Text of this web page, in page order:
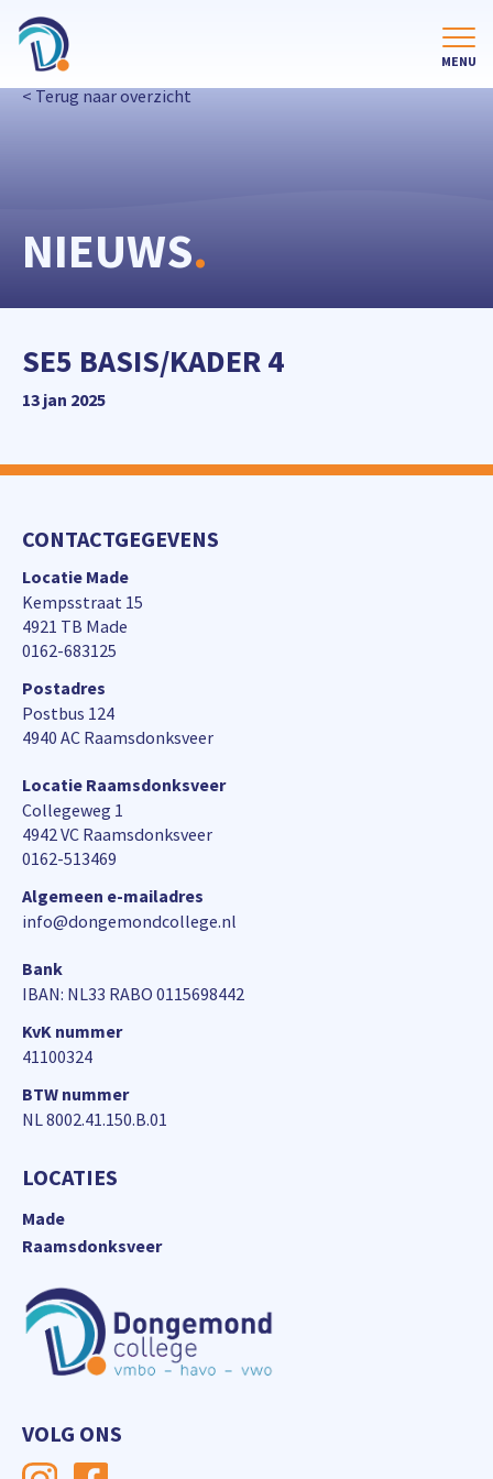
< Terug naar overzicht
NIEUWS.
SE5 BASIS/KADER 4
13 jan 2025
CONTACTGEGEVENS
Locatie Made
Kempsstraat 15
4921 TB Made
0162-683125
Postadres
Postbus 124
4940 AC Raamsdonksveer
Locatie Raamsdonksveer
Collegeweg 1
4942 VC Raamsdonksveer
0162-513469
Algemeen e-mailadres
info@dongemondcollege.nl
Bank
IBAN: NL33 RABO 0115698442
KvK nummer
41100324
BTW nummer
NL 8002.41.150.B.01
LOCATIES
Made
Raamsdonksveer
VOLG ONS